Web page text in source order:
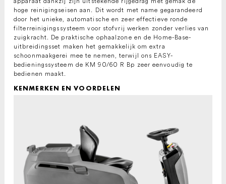
hoge reinigingseisen aan. Dit wordt met name gegarandeerd
door het unieke, automatische en zeer effectieve ronde
filterreinigingssysteem voor stofvrij werken zonder verlies van
zuigkracht. De praktische ophaalzone en de Home-Base-
uitbreidingsset maken het gemakkelijk om extra
schoonmaakgerei mee te nemen, terwijl ons EASY-
bedieningssysteem de KM 90/60 R Bp zeer eenvoudig te
bedienen maakt.
KENMERKEN EN VOORDELEN